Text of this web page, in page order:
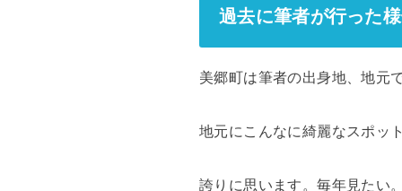
過去に筆者が行った
美郷町は筆者の出身地、地元で
地元にこんなに綺麗なスポッ
誇りに思います。毎年見たい。